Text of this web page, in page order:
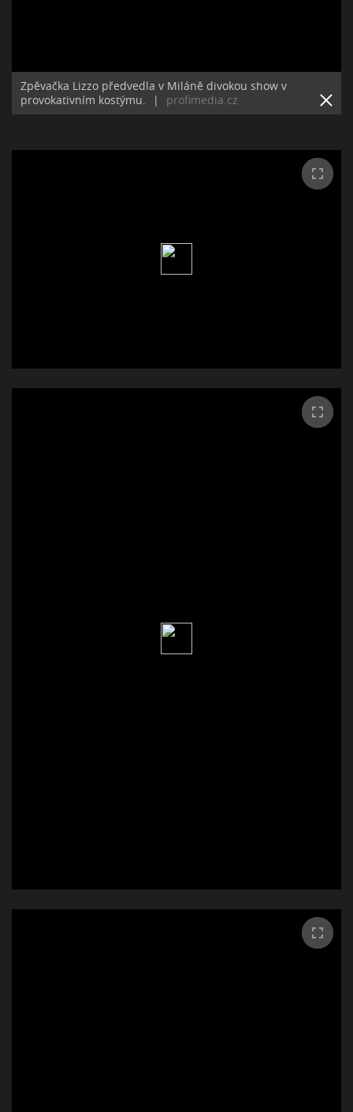
Zpěvačka Lizzo předvedla v Miláně divokou show v
provokativním kostýmu.
| profimedia.cz